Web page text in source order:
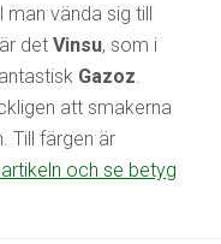
man vända sig till
det Vinsu, som i
Gazoz
att smakerna
Till färgen är
och se betyg